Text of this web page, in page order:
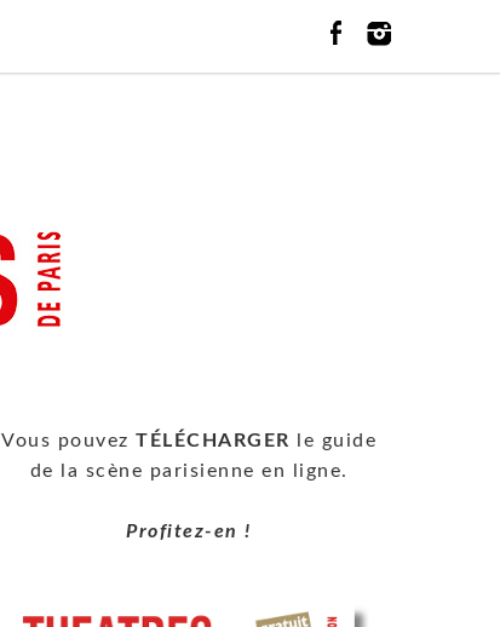
Vous pouvez TÉLÉCHARGER le guide
de la scène parisienne en ligne.
Profitez-en !